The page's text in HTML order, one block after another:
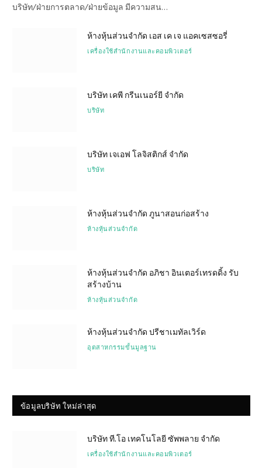
บริษัท/ฝ่ายการตลาด/ฝ่ายข้อมูล มีความสน…
ห้างหุ้นส่วนจำกัด เอส เค เจ แอคเซสซอรี่
เครื่องใช้สำนักงานและคอมพิวเตอร์
บริษัท เคพี กรีนเนอร์ยี จำกัด
บริษัท
บริษัท เจเอฟ โลจิสติกส์ จำกัด
บริษัท
ห้างหุ้นส่วนจำกัด ภูนาสอนก่อสร้าง
ห้างหุ้นส่วนจำกัด
ห้างหุ้นส่วนจำกัด อภิชา อินเตอร์เทรดดิ้ง รับ
สร้างบ้าน
ห้างหุ้นส่วนจำกัด
ห้างหุ้นส่วนจำกัด ปรีชาเมทัลเวิร์ด
อุตสาหกรรมขั้นมูลฐาน
ข้อมูลบริษัท ใหม่ล่าสุด
บริษัท ที.โอ เทคโนโลยี ซัพพลาย จำกัด
เครื่องใช้สำนักงานและคอมพิวเตอร์